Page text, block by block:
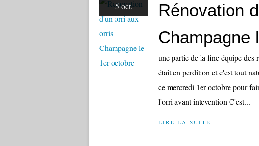
5 oct.
Rénovation
Champagne
une partie de la fine équipe
était en perdition et c'est tout
ce mercredi 1er octobre pour
l'orri avant intevention C'est...
LIRE LA SUITE